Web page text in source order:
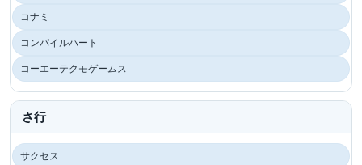
コナミ
コンパイルハート
コーエーテクモゲームス
さ行
サクセス